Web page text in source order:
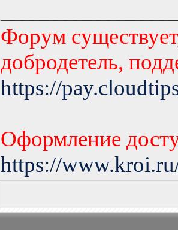
Форум
добродетель,
https://
Оформление
https://